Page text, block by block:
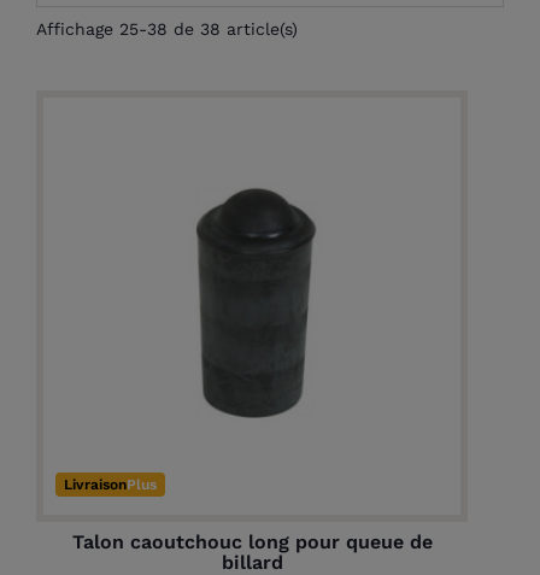
Affichage 25-38 de 38 article(s)
LivraisonPlus
Talon caoutchouc long pour queue de
billard